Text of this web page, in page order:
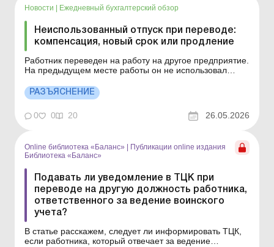
Новости | Ежедневный бухгалтерский обзор
Неиспользованный отпуск при переводе:
компенсация, новый срок или продление
Работник переведен на работу на другое предприятие.
На предыдущем месте работы он не использовал
денежную компенсацию. Предоставляется ли ему
отпуск за отработанное время по предыдущему месту
переводом работ...
РАЗЪЯСНЕНИЕ
0 0 20 26.05.2026
Online библиотека «Баланс»
Публикации online издания
Библиотека «Баланс»
Подавать ли уведомление в ТЦК при
переводе на другую должность работника,
ответственного за ведение воинского
учета?
В статье расскажем, следует ли информировать ТЦК,
если работника, который отвечает за ведение